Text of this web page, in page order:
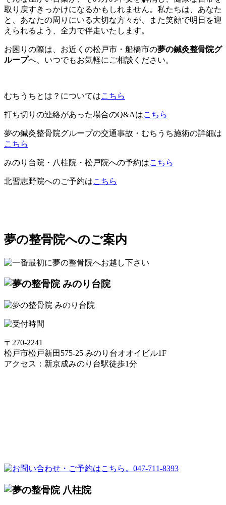
取り戻すきっかけになるかもしれません。私たちは、あなた
と、あなたの周りにいる大切な方々が、また笑顔で明日を迎
えられるよう、全力で伴走いたします。
お困りの際は、お近くの松戸市・船橋市の夢の鍼灸整骨院グ
ループへ、いつでもお気軽にご相談ください。
むちうちとは？についてはこちら
打ち切りの連絡があった場合のQ&Aはこちら
夢の鍼灸整骨院グループの交通事故・むちうち施術の詳細は
こちら
みのり台院・八柱院・松戸院への予約はこちら
北習志野院へのご予約はこちら
夢の整骨院へのご案内
〒270-2241
松戸市松戸新田575-25 みのり台オオイビル1F
アクセス：新京成みのり台駅徒歩1分